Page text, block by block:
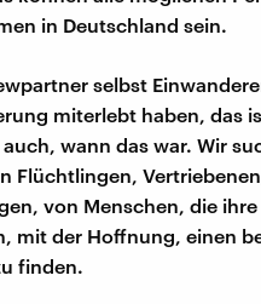
in Deutschland sein.
selbst
miterlebt haben, das
wann das war. Wir
Flüchtlingen,
von Menschen, die
mit der Hoffnung, einen
finden.